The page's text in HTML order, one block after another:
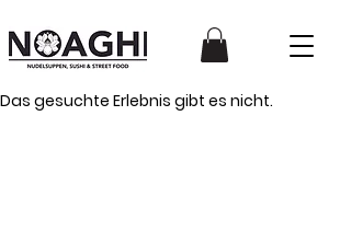
Das gesuchte Erlebnis gibt es nicht.